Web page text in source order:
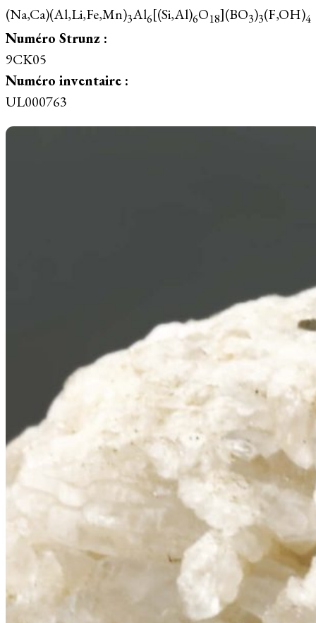
(Na,Ca)(Al,Li,Fe,Mn)3Al6[(Si,Al)6O18](BO3)3(F,OH)4
Numéro Strunz :
9CK05
Numéro inventaire :
UL000763